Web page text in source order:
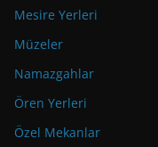
Mesire Yerleri
Müzeler
Namazgahlar
Ören Yerleri
Özel Mekanlar